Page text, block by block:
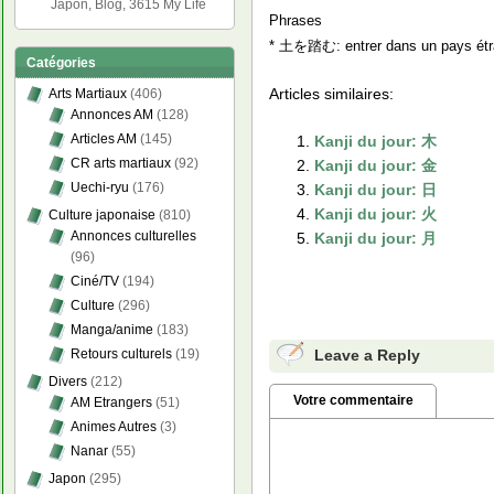
Phrases
* 土を踏む: entrer dans un pays
Articles similaires:
Kanji du jour: 木
Kanji du jour: 金
Kanji du jour: 日
Kanji du jour: 火
Kanji du jour: 月
Leave a Reply
Votre commentaire
Japon, Blog, 3615 My Life
Catégories
Arts Martiaux (406)
Annonces AM (128)
Articles AM (145)
CR arts martiaux (92)
Uechi-ryu (176)
Culture japonaise (810)
Annonces culturelles
(96)
Ciné/TV (194)
Culture (296)
Manga/anime (183)
Retours culturels (19)
Divers (212)
AM Etrangers (51)
Animes Autres (3)
Nanar (55)
Japon (295)